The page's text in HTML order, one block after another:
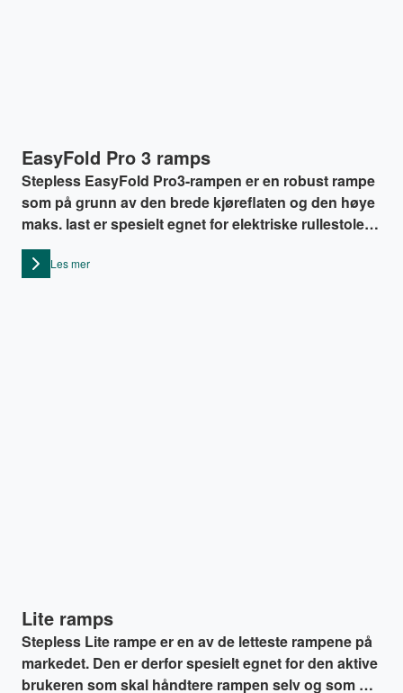
EasyFold Pro 3 ramps
Stepless EasyFold Pro3-rampen er en robust rampe
som på grunn av den brede kjøreflaten og den høye
maks. last er spesielt egnet for elektriske rullestoler
og elektriske scootere.
Les mer
Lite ramps
Stepless Lite rampe er en av de letteste rampene på
markedet. Den er derfor spesielt egnet for den aktive
brukeren som skal håndtere rampen selv og som nå